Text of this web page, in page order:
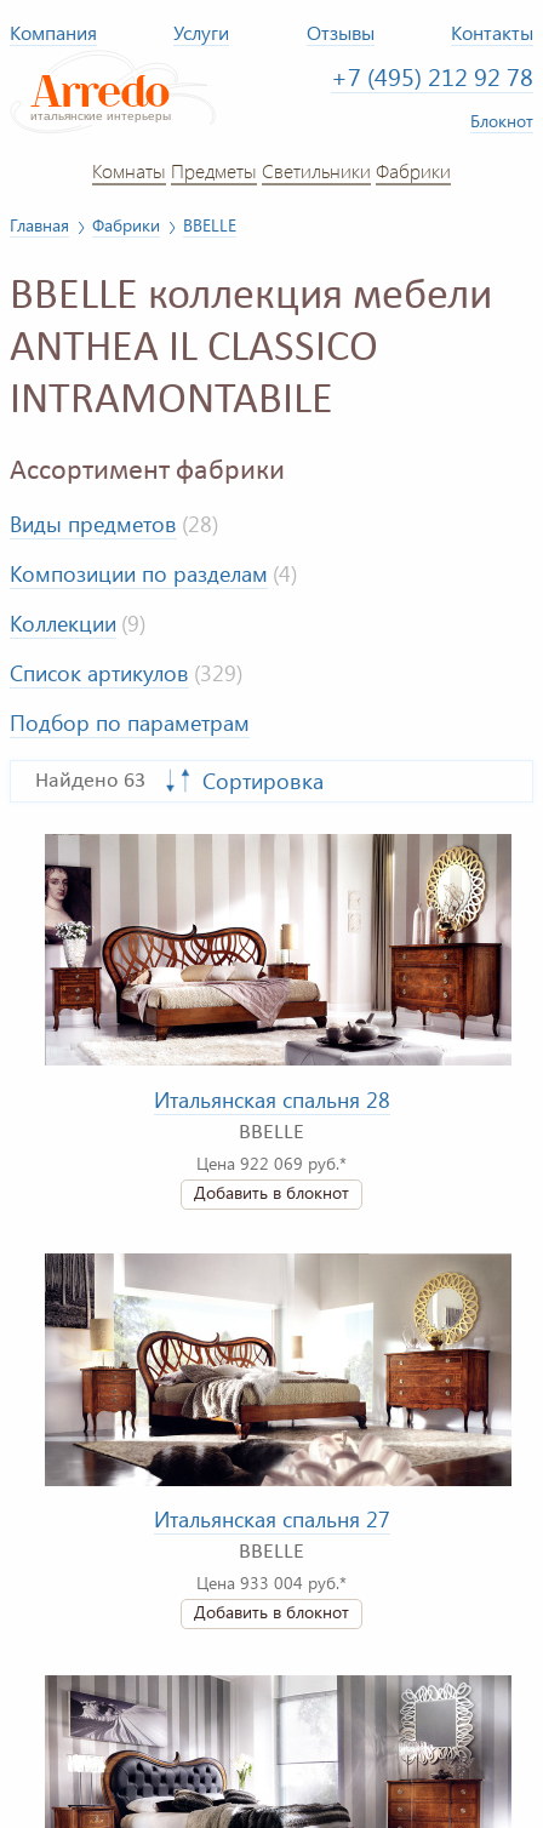
Компания Услуги Отзывы Контакты
+7 (495) 212 92 78
Блокнот
Комнаты Предметы Светильники Фабрики
Главная Фабрики BBELLE
BBELLE коллекция мебели
ANTHEA IL CLASSICO
INTRAMONTABILE
Ассортимент фабрики
Виды предметов (28)
Композиции по разделам (4)
Коллекции (9)
Список артикулов (329)
Подбор по параметрам
Найдено 63 Сортировка
Итальянская спальня 28
BBELLE
Цена 922 069 руб.*
Добавить в блокнот
Итальянская спальня 27
BBELLE
Цена 933 004 руб.*
Добавить в блокнот